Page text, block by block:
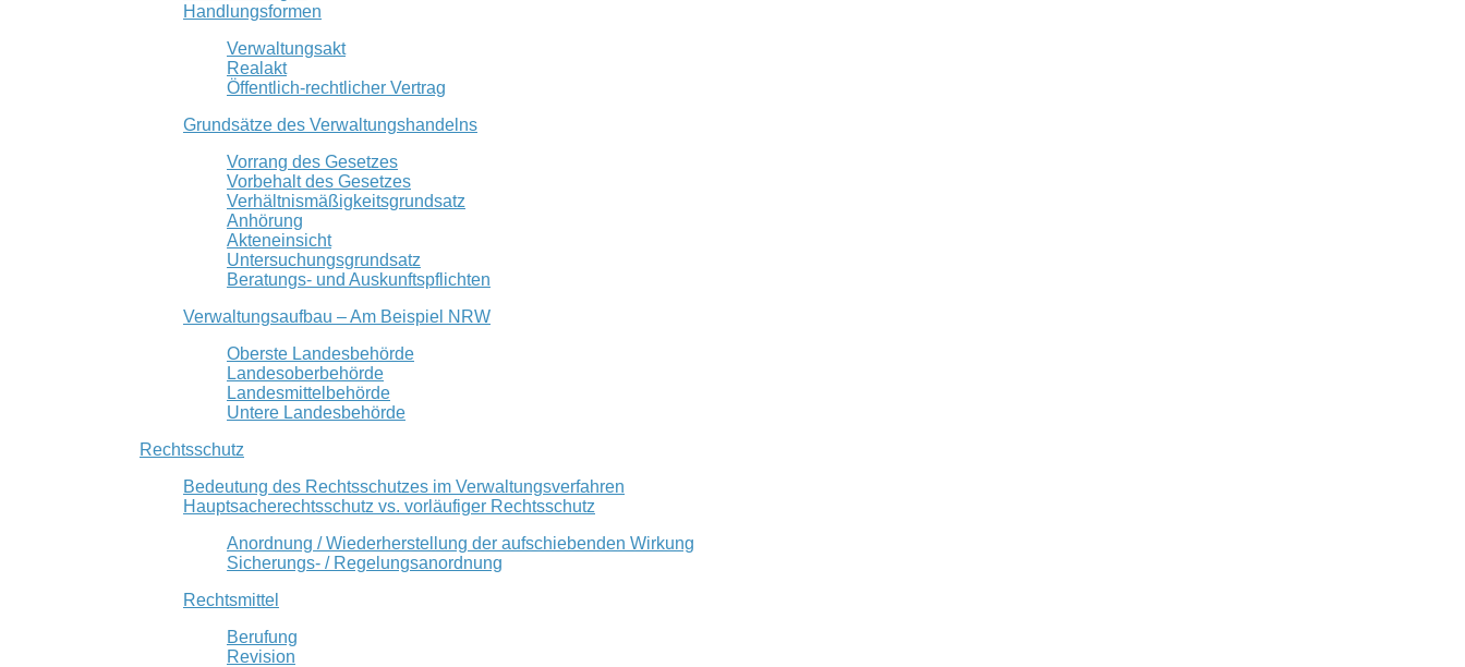
Handlungsformen
Verwaltungsakt
Realakt
Öffentlich-rechtlicher Vertrag
Grundsätze des Verwaltungshandelns
Vorrang des Gesetzes
Vorbehalt des Gesetzes
Verhältnismäßigkeitsgrundsatz
Anhörung
Akteneinsicht
Untersuchungsgrundsatz
Beratungs- und Auskunftspflichten
Verwaltungsaufbau – Am Beispiel NRW
Oberste Landesbehörde
Landesoberbehörde
Landesmittelbehörde
Untere Landesbehörde
Rechtsschutz
Bedeutung des Rechtsschutzes im Verwaltungsverfahren
Hauptsacherechtsschutz vs. vorläufiger Rechtsschutz
Anordnung / Wiederherstellung der aufschiebenden Wirkung
Sicherungs- / Regelungsanordnung
Rechtsmittel
Berufung
Revision